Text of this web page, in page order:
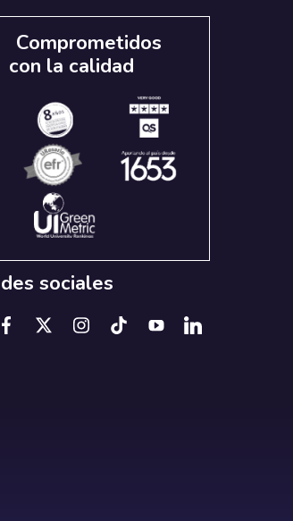
Comprometidos
con la calidad
sociales